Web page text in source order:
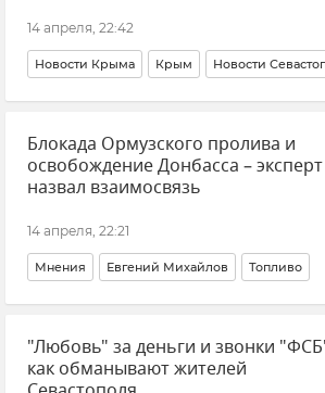
14 апреля, 22:42
Новости Крыма Крым Новости
Севастополь Новости Россия В мире
Главное за день
Блокада Ормузского пролива и
освобождение Донбасса – эксперт
назвал взаимосвязь
14 апреля, 22:21
Мнения Евгений Михайлов Топливо
Донецкая Народная Республика (ДНР)
ВСУ (Вооруженные силы Украины)
Новые регионы России
"Любовь" за деньги и звонки
как обманывают жителей